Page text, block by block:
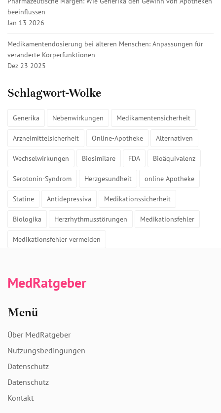
beeinflussen
Jan 13 2026
Medikamentendosierung bei älteren Menschen: Anpassungen für
veränderte Körperfunktionen
Dez 23 2025
Schlagwort-Wolke
Generika Nebenwirkungen Medikamentensicherheit
Arzneimittelsicherheit Online-Apotheke Alternativen
Wechselwirkungen Biosimilare FDA Bioäquivalenz
Serotonin-Syndrom Herzgesundheit online Apotheke
Statine Antidepressiva Medikationssicherheit
Biologika Herzrhythmusstörungen Medikationsfehler
Medikationsfehler vermeiden
MedRatgeber
Menü
Über MedRatgeber
Nutzungsbedingungen
Datenschutz
Datenschutz
Kontakt